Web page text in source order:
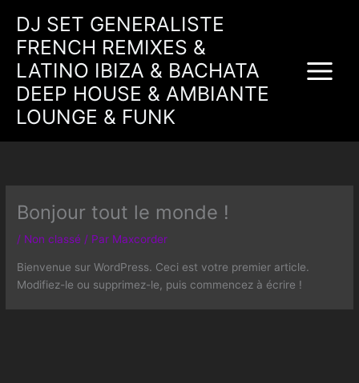
contenu
DJ SET GENERALISTE
FRENCH REMIXES &
LATINO IBIZA & BACHATA
DEEP HOUSE & AMBIANTE
LOUNGE & FUNK
Bonjour tout le monde !
/ Non classé / Par Maxcorder
Bienvenue sur WordPress. Ceci est votre premier article.
Modifiez-le ou supprimez-le, puis commencez à écrire !